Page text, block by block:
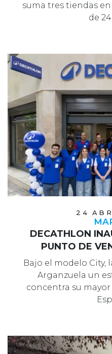
suma tres tiendas
de
24
DECATHLON
PUNTO DE
Bajo el modelo City,
Arganzuela un
concentra su